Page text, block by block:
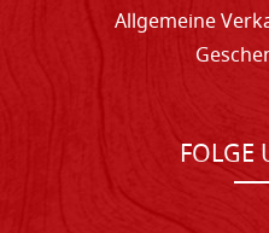
Allgemeine
FOLGE